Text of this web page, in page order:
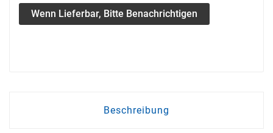
Wenn Lieferbar, Bitte Benachrichtigen
Beschreibung